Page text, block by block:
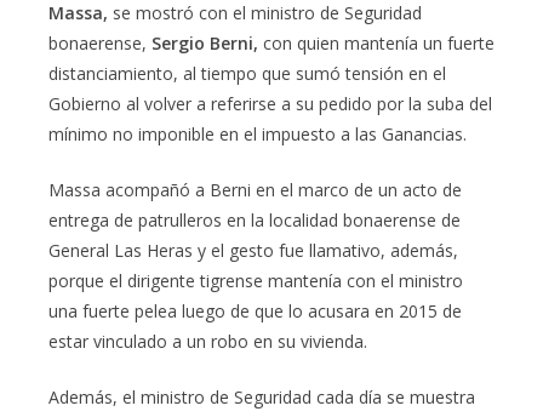
Massa, se mostró con el ministro de Seguridad
bonaerense, Sergio Berni, con quien mantenía un fuerte
distanciamiento, al tiempo que sumó tensión en el
Gobierno al volver a referirse a su pedido por la suba del
mínimo no imponible en el impuesto a las Ganancias.
Massa acompañó a Berni en el marco de un acto de
entrega de patrulleros en la localidad bonaerense de
General Las Heras y el gesto fue llamativo, además,
porque el dirigente tigrense mantenía con el ministro
una fuerte pelea luego de que lo acusara en 2015 de
estar vinculado a un robo en su vivienda.
Además, el ministro de Seguridad cada día se muestra